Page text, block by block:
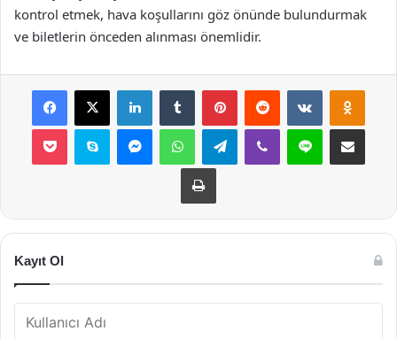
kontrol etmek, hava koşullarını göz önünde bulundurmak
ve biletlerin önceden alınması önemlidir.
Facebook
X LinkedInTumblr PinterestReddit VKontakte
Pocket Skype MessengerWhatsAppTelegramViber Line E-Posta ile
Yazdır
Kayıt Ol